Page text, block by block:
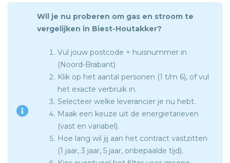
Wil je nu proberen om gas en stroom te
vergelijken in Biest-Houtakker?
Vul jouw postcode + huisnummer in
(Noord-Brabant)
Klik op het aantal personen (1 t/m 6), of vul
het exacte verbruik in.
Selecteer welke leverancier je nu hebt.
Maak een keuze uit de energietarieven
(vast en variabel).
Hoe lang wil jij aan het contract vastzitten
(1 jaar, 3 jaar, 5 jaar, onbepaalde tijd).